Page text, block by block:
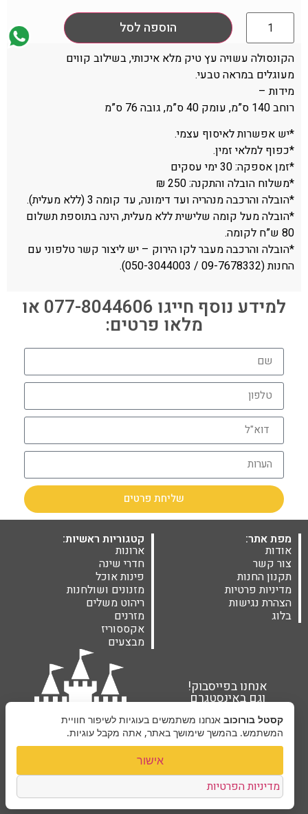
הוספה לסל
הקונסולה עשויה עץ טיק מלא איכותי, בשילוב קווים
מעוגלים במראה טבעי.
מידות –
רוחב 140 ס”מ, עומק 40 ס”מ, גובה 76 ס”מ
*יש אפשרות לאיסוף עצמי.
*כפוף למלאי זמין.
*זמן אספקה: 30 ימי עסקים
*משלוח הובלה והתקנה: 250 ₪
*הובלה והרכבה מנהריה ועד דימונה, עד קומה 3 (ללא מעלית).
*הובלה מעל קומה שלישית ללא מעלית, הינה בתוספת תשלום
80 ש”ח לקומה.
*הובלה והרכבה מעבר לקו הירוק – יש ליצור קשר טלפוני עם
החנות (09-7678332 / 050-3044003).
למידע נוסף חייגו 077-8044606 או
מלאו פרטים:
שליחת פרטים
מפת אתר:
אודות
צור קשר
תקנון החנות
מדיניות פרטיות
הצהרת נגישות
בלוג
קטגוריות ראשיות:
ארונות
חדרי שינה
פינות אוכל
מזנונים ושולחנות
ריהוט משלים
מזרנים
אקססוריז
מבצעים
אנחנו בפייסבוק!
וגם באינסטגרם
קסטל בורוכוב ©2026 | בניית אתרים Next Site
קסטל בורוכוב אנחנו משתמשים בעוגיות לשיפור חוויית
המשתמש. בהמשך שימושך באתר, אתה מקבל עוגיות.
אישור
מדיניות הפרטיות